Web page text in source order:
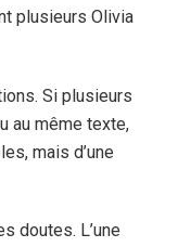
plusieurs Olivia
Si plusieurs
au même texte,
mais d’une
doutes. L’une